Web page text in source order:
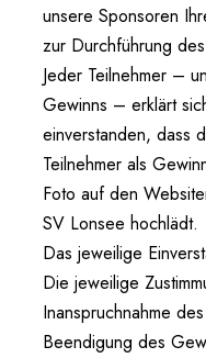
unsere Sponsoren
zur Durchführung
Jeder Teilnehmer –
Gewinns – erklärt
einverstanden, dass
Teilnehmer als
Foto auf den
SV Lonsee hochlädt.
Das jeweilige
Die jeweilige
Inanspruchnahme
Beendigung des